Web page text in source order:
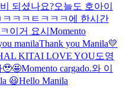
되셨나요?오늘도 호아이
ㅋㅋㅌㅋㅋㅋ 에 한시간
이거 요시 Momento
manilaThank you Manila💛
KITAI LOVE YOU도영
🥹🤩Momento cargado.와 이
😃Hello Manila